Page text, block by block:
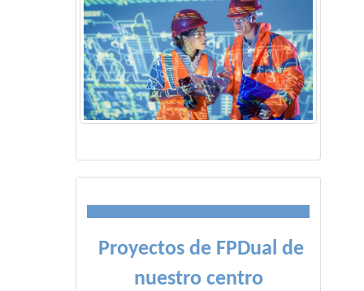
Proyectos de FPDual de
nuestro centro